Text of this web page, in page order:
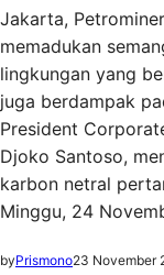
Jakarta,
memadukan
lingkungan yang
juga berdampak
President
Djoko Santoso,
karbon netral
Minggu, 24
byPrismono23 November